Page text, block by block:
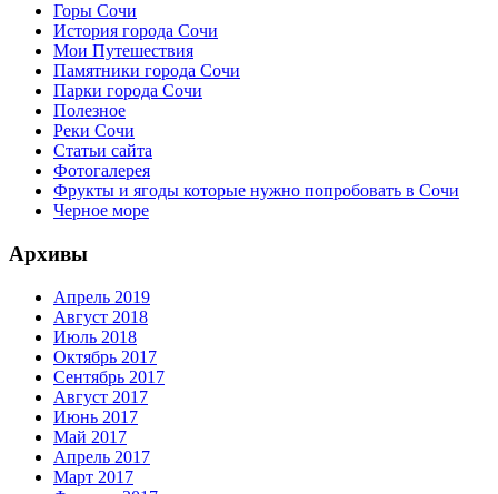
Горы Сочи
История города Сочи
Мои Путешествия
Памятники города Сочи
Парки города Сочи
Полезное
Реки Сочи
Статьи сайта
Фотогалерея
Фрукты и ягоды которые нужно попробовать в Сочи
Черное море
Архивы
Апрель 2019
Август 2018
Июль 2018
Октябрь 2017
Сентябрь 2017
Август 2017
Июнь 2017
Май 2017
Апрель 2017
Март 2017